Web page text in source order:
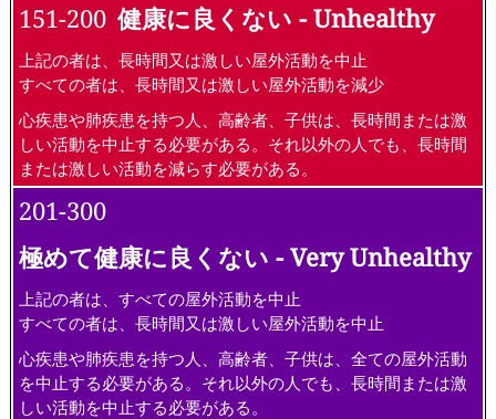
151-200 健康に良くない - Unhealthy
上記の者は、長時間又は激しい屋外活動を中止
すべての者は、長時間又は激しい屋外活動を減少
心疾患や肺疾患を持つ人、高齢者、子供は、長時間または激
しい活動を中止する必要がある。それ以外の人でも、長時間
または激しい活動を減らす必要がある。
201-300
極めて健康に良くない - Very Unhealthy
上記の者は、すべての屋外活動を中止
すべての者は、長時間又は激しい屋外活動を中止
心疾患や肺疾患を持つ人、高齢者、子供は、全ての屋外活動
を中止する必要がある。それ以外の人でも、長時間または激
しい活動を中止する必要がある。